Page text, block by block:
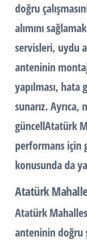
doğru
alımını
servisleri, uydu
anteninin
yapılması,
sunarız.
güncellAtatürk
performans için
konusunda da
Atatürk
Atatürk
anteninin doğru